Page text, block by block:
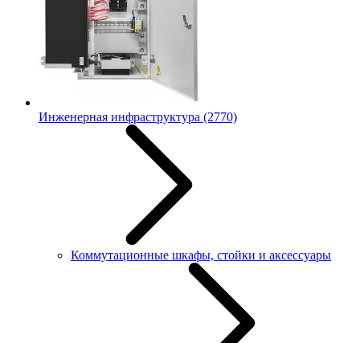
Инженерная инфраструктура (2770)
Коммутационные шкафы, стойки и аксессуары